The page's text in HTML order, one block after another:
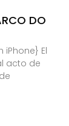
DO
El
acto de